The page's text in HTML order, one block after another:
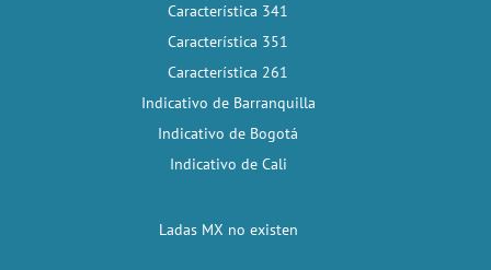
Característica 341
Característica 351
Característica 261
Indicativo de Barranquilla
Indicativo de Bogotá
Indicativo de Cali
Ladas MX no existen